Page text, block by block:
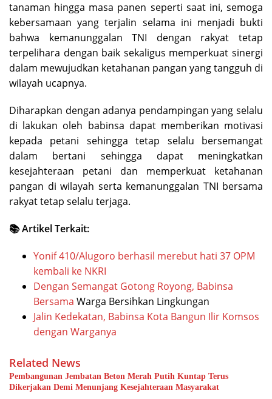
tanaman hingga masa panen seperti saat ini, semoga
kebersamaan yang terjalin selama ini menjadi bukti
bahwa kemanunggalan TNI dengan rakyat tetap
terpelihara dengan baik sekaligus memperkuat sinergi
dalam mewujudkan ketahanan pangan yang tangguh di
wilayah ucapnya.
Diharapkan dengan adanya pendampingan yang selalu
di lakukan oleh babinsa dapat memberikan motivasi
kepada petani sehingga tetap selalu bersemangat
dalam bertani sehingga dapat meningkatkan
kesejahteraan petani dan memperkuat ketahanan
pangan di wilayah serta kemanunggalan TNI bersama
rakyat tetap selalu terjaga.
📚 Artikel Terkait:
Yonif 410/Alugoro berhasil merebut hati 37 OPM
kembali ke NKRI
Dengan Semangat Gotong Royong, Babinsa
Bersama Warga Bersihkan Lingkungan
Jalin Kedekatan, Babinsa Kota Bangun Ilir Komsos
dengan Warganya
Related News
Pembangunan Jembatan Beton Merah Putih Kuntap Terus
Dikerjakan Demi Menunjang Kesejahteraan Masyarakat